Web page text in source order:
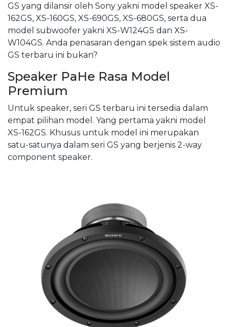
GS yang dilansir oleh Sony yakni model speaker XS-
162GS, XS-160GS, XS-690GS, XS-680GS, serta dua
model subwoofer yakni XS-W124GS dan XS-
W104GS. Anda penasaran dengan spek sistem audio
GS terbaru ini bukan?
Speaker PaHe Rasa Model
Premium
Untuk speaker, seri GS terbaru ini tersedia dalam
empat pilihan model. Yang pertama yakni model
XS-162GS. Khusus untuk model ini merupakan
satu-satunya dalam seri GS yang berjenis 2-way
component speaker.